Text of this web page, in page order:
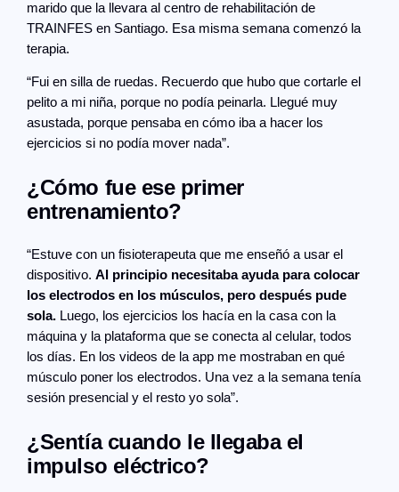
marido que la llevara al centro de rehabilitación de
TRAINFES en Santiago. Esa misma semana comenzó la
terapia.
“Fui en silla de ruedas. Recuerdo que hubo que cortarle el
pelito a mi niña, porque no podía peinarla. Llegué muy
asustada, porque pensaba en cómo iba a hacer los
ejercicios si no podía mover nada”.
¿Cómo fue ese primer
entrenamiento?
“Estuve con un fisioterapeuta que me enseñó a usar el
dispositivo.Al principio necesitaba ayuda para colocar
los electrodos en los músculos, pero después pude
sola. Luego, los ejercicios los hacía en la casa con la
máquina y la plataforma que se conecta al celular, todos
los días. En los videos de la app me mostraban en qué
músculo poner los electrodos. Una vez a la semana tenía
sesión presencial y el resto yo sola”.
¿Sentía cuando le llegaba el
impulso eléctrico?